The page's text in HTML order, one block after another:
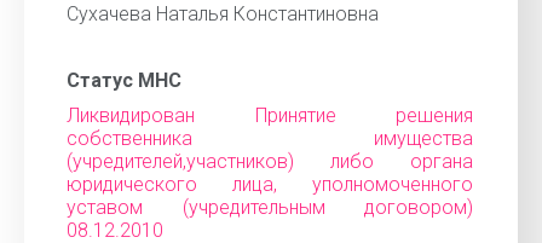
Сухачева Наталья Константиновна
Статус МНС
Ликвидирован Принятие решения
собственника имущества
(учредителей,участников) либо органа
юридического лица, уполномоченного
уставом (учредительным договором)
08.12.2010